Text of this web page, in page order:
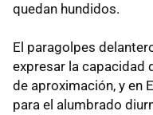
quedan hundidos.
El paragolpes
expresar la capacidad
de aproximación, y en
para el alumbrado